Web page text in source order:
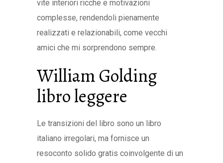
vite interiori ricche e motivazioni
complesse, rendendoli pienamente
realizzati e relazionabili, come vecchi
amici che mi sorprendono sempre.
William Golding
libro leggere
Le transizioni del libro sono un libro
italiano irregolari, ma fornisce un
resoconto solido gratis coinvolgente di un